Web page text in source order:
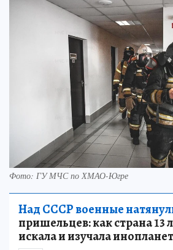
Фото: ГУ МЧС по ХМАО-Югре
Над СССР военные
пришельцев: как страна 13
искала и изучала